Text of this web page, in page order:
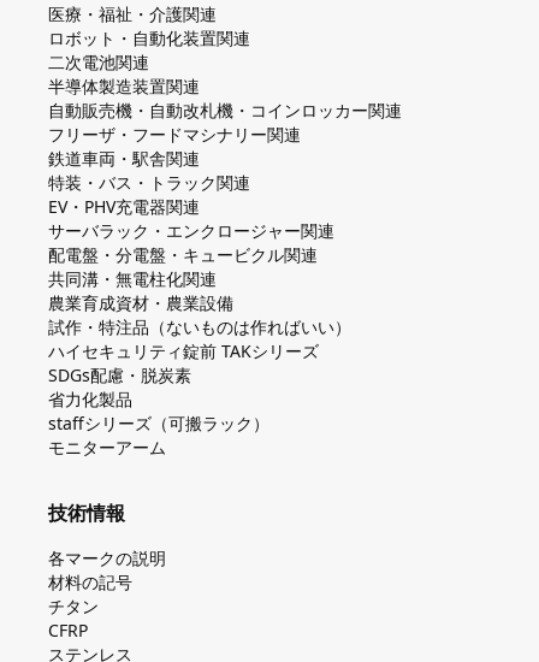
医療・福祉・介護関連
ロボット・自動化装置関連
二次電池関連
半導体製造装置関連
自動販売機・自動改札機・コインロッカー関連
フリーザ・フードマシナリー関連
鉄道車両・駅舎関連
特装・バス・トラック関連
EV・PHV充電器関連
サーバラック・エンクロージャー関連
配電盤・分電盤・キュービクル関連
共同溝・無電柱化関連
農業育成資材・農業設備
試作・特注品（ないものは作ればいい）
ハイセキュリティ錠前 TAKシリーズ
SDGs配慮・脱炭素
省力化製品
staffシリーズ（可搬ラック）
モニターアーム
技術情報
各マークの説明
材料の記号
チタン
CFRP
ステンレス